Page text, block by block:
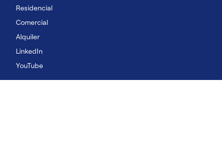
Residencial
Comercial
Alquiler
LinkedIn
YouTube